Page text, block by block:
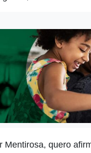
Mentirosa, quero